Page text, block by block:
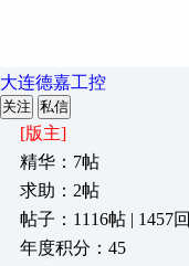
大连德嘉工控
关注 私信
[版主]
精华：7帖
求助：2帖
帖子：1116帖 | 1457回
年度积分：45